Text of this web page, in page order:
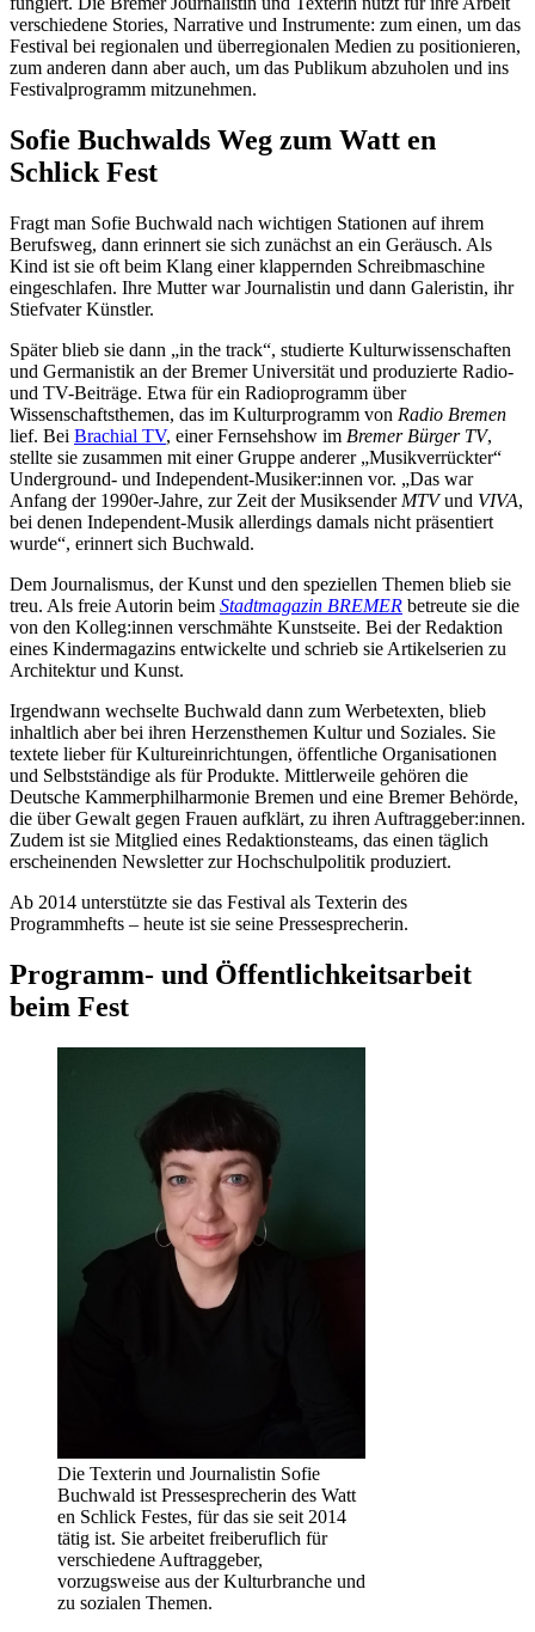
verschiedene Stories, Narrative und Instrumente: zum einen, um das
Festival bei regionalen und überregionalen Medien zu positionieren,
zum anderen dann aber auch, um das Publikum abzuholen und ins
Festivalprogramm mitzunehmen.
Sofie Buchwalds Weg zum Watt en
Schlick Fest
Fragt man Sofie Buchwald nach wichtigen Stationen auf ihrem
Berufsweg, dann erinnert sie sich zunächst an ein Geräusch. Als
Kind ist sie oft beim Klang einer klappernden Schreibmaschine
eingeschlafen. Ihre Mutter war Journalistin und dann Galeristin, ihr
Stiefvater Künstler.
Später blieb sie dann „in the track“, studierte Kulturwissenschaften
und Germanistik an der Bremer Universität und produzierte Radio-
und TV-Beiträge. Etwa für ein Radioprogramm über
Wissenschaftsthemen, das im Kulturprogramm von Radio Bremen
lief. Bei Brachial TV, einer Fernsehshow im Bremer Bürger TV,
stellte sie zusammen mit einer Gruppe anderer „Musikverrückter“
Underground- und Independent-Musiker:innen vor. „Das war
Anfang der 1990er-Jahre, zur Zeit der Musiksender MTVund VIVA,
bei denen Independent-Musik allerdings damals nicht präsentiert
wurde“, erinnert sich Buchwald.
Dem Journalismus, der Kunst und den speziellen Themen blieb sie
treu. Als freie Autorin beim Stadtmagazin BREMER betreute sie die
von den Kolleg:innen verschmähte Kunstseite. Bei der Redaktion
eines Kindermagazins entwickelte und schrieb sie Artikelserien zu
Architektur und Kunst.
Irgendwann wechselte Buchwald dann zum Werbetexten, blieb
inhaltlich aber bei ihren Herzensthemen Kultur und Soziales. Sie
textete lieber für Kultureinrichtungen, öffentliche Organisationen
und Selbstständige als für Produkte. Mittlerweile gehören die
Deutsche Kammerphilharmonie Bremen und eine Bremer Behörde,
die über Gewalt gegen Frauen aufklärt, zu ihren Auftraggeber:innen.
Zudem ist sie Mitglied eines Redaktionsteams, das einen täglich
erscheinenden Newsletter zur Hochschulpolitik produziert.
Ab 2014 unterstützte sie das Festival als Texterin des
Programmhefts – heute ist sie seine Pressesprecherin.
Programm- und Öffentlichkeitsarbeit
beim Fest
Die Texterin und Journalistin Sofie
Buchwald ist Pressesprecherin des Watt
en Schlick Festes, für das sie seit 2014
tätig ist. Sie arbeitet freiberuflich für
verschiedene Auftraggeber,
vorzugsweise aus der Kulturbranche und
zu sozialen Themen.